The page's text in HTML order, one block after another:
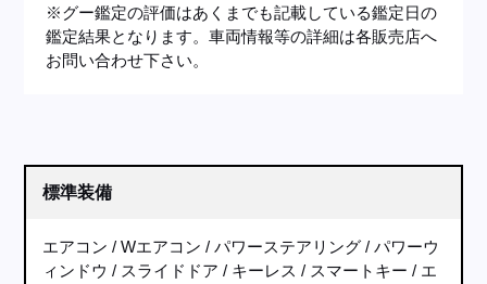
※グー鑑定の評価はあくまでも記載している鑑定日の
鑑定結果となります。車両情報等の詳細は各販売店へ
お問い合わせ下さい。
標準装備
エアコン Wエアコン パワーステアリング
パワーウ
ィンドウ
スライドドア キーレス スマートキー
エ